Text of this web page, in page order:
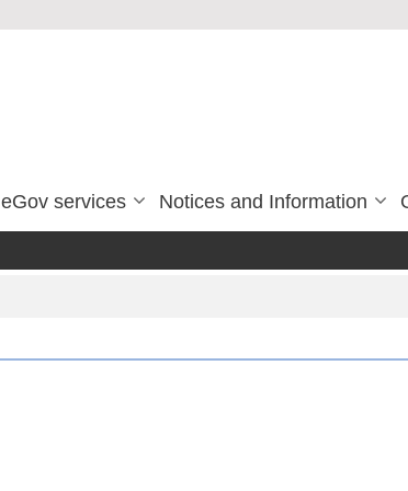
eGov services Notices and Information